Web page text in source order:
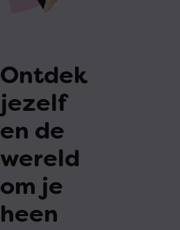
Ontdek
jezelf
en de
wereld
om je
heen